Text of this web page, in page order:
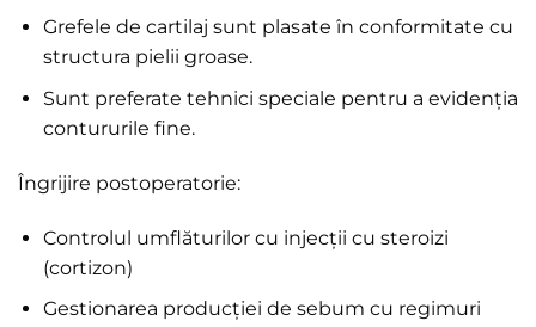
Grefele de cartilaj sunt plasate în conformitate cu
structura pielii groase.
Sunt preferate tehnici speciale pentru a evidenția
contururile fine.
Îngrijire postoperatorie:
Controlul umflăturilor cu injecții cu steroizi
(cortizon)
Gestionarea producției de sebum cu regimuri